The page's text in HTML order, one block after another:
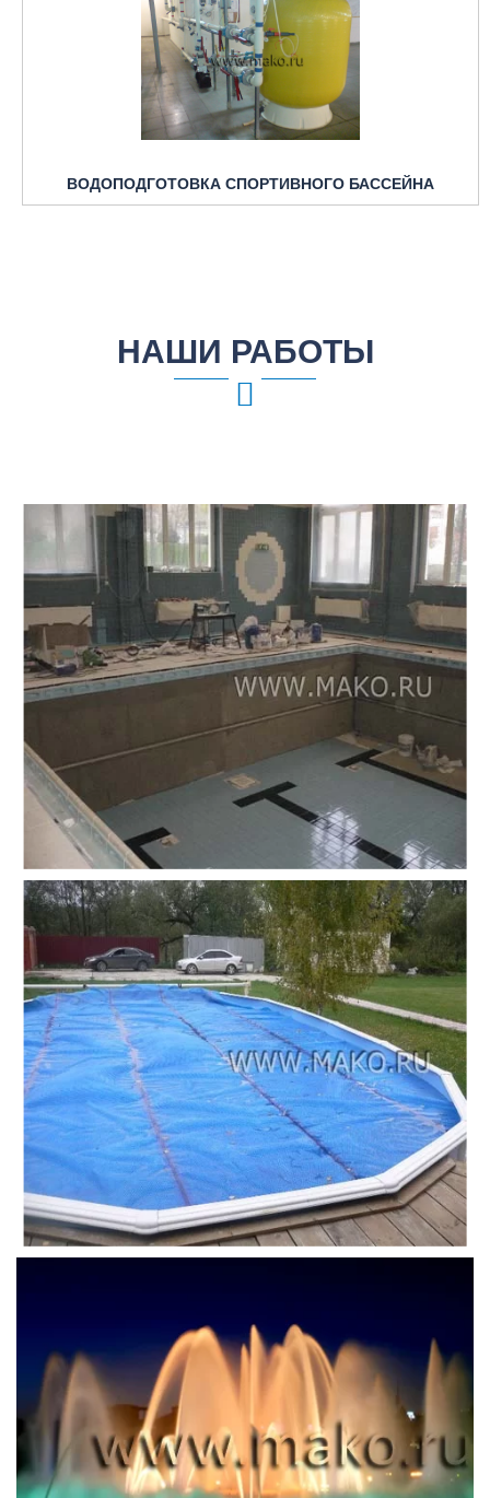
ВОДОПОДГОТОВКА СПОРТИВНОГО БАССЕЙНА
НАШИ РАБОТЫ